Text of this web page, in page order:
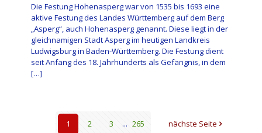
Die Festung Hohenasperg war von 1535 bis 1693 eine
aktive Festung des Landes Württemberg auf dem Berg
„Asperg“, auch Hohenasperg genannt. Diese liegt in der
gleichnamigen Stadt Asperg im heutigen Landkreis
Ludwigsburg in Baden-Württemberg. Die Festung dient
seit Anfang des 18. Jahrhunderts als Gefängnis, in dem
[…]
1 2 3 ... 265 nächste Seite